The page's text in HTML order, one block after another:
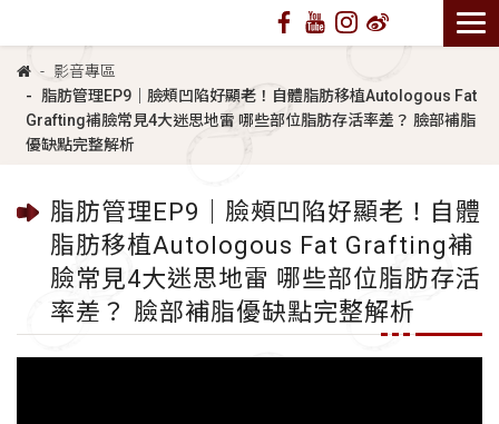
影音專區
脂肪管理EP9｜臉頰凹陷好顯老！自體脂肪移植Autologous Fat
Grafting補臉常見4大迷思地雷 哪些部位脂肪存活率差？ 臉部補脂
優缺點完整解析
脂肪管理EP9｜臉頰凹陷好顯老！自體
脂肪移植Autologous Fat Grafting補
臉常見4大迷思地雷 哪些部位脂肪存活
率差？ 臉部補脂優缺點完整解析